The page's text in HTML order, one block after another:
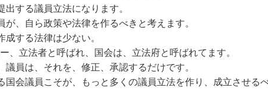
する議員立法になります。
、自ら政策や法律を作るべきと考えます。
する法律は少ない。
、立法者と呼ばれ、国会は、立法府と呼ばれてます。
員は、それを、修正、承認するだけです。
会議員こそが、もっと多くの議員立法を作り、成立させる